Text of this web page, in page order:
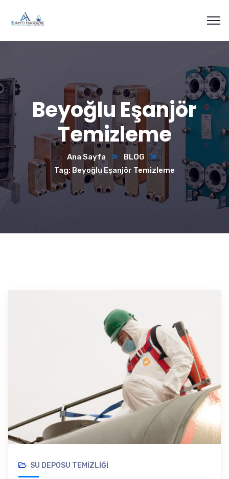
Beyoğlu Eşanjör
Temizleme
Ana Sayfa
BLOG
Tag: Beyoğlu Eşanjör Temizleme
SU DEPOSU TEMIZLIĞI